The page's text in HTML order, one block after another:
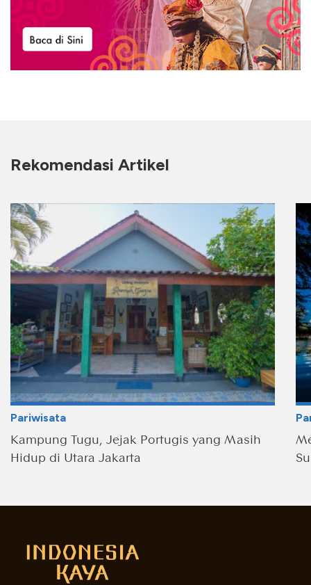
Rekomendasi Artikel
Pariwisata
Kampung Tugu, Jejak Portugis yang Masih
Hidup di Utara Jakarta